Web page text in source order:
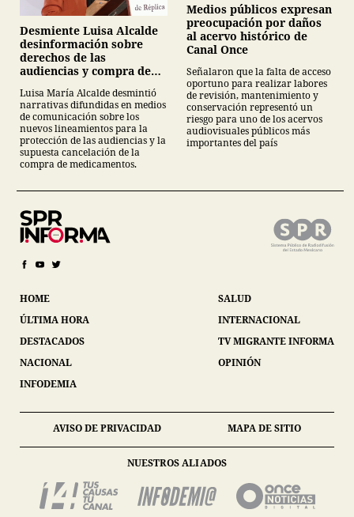
Desmiente Luisa Alcalde
desinformación sobre
derechos de las
audiencias y compra de
Luisa María Alcalde desmintió
narrativas difundidas en medios
de comunicación sobre los
nuevos lineamientos para la
protección de las audiencias y la
supuesta cancelación de la
compra de medicamentos.
Medios públicos expresan
preocupación por daños
al acervo histórico de
Canal Once
Señalaron que la falta de acceso
oportuno para realizar labores
de revisión, mantenimiento y
conservación representó un
riesgo para uno de los acervos
audiovisuales públicos más
importantes del país
HOME
ÚLTIMA HORA
DESTACADOS
NACIONAL
INFODEMIA
SALUD
INTERNACIONAL
TV MIGRANTE INFORMA
OPINIÓN
AVISO DE PRIVACIDAD MAPA DE SITIO
NUESTROS ALIADOS